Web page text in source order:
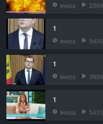
вчера 2369
1
вчера 9439
1
вчера 3936
1
вчера 5431